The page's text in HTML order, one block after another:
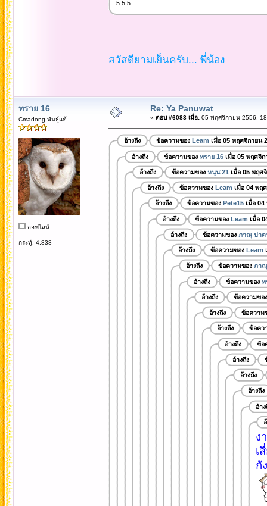
5 5 5 ...
สวัสดียามเย็นครับ... พี่น้อง
ทราย 16
Cmadong พันธุ์แท้
ออฟไลน์
กระทู้: 4,838
Re: Ya Panuwat
« ตอบ #6083 เมื่อ:05 พฤศจิกายน 2556,
อ้างถึง ข้อความของ Leam เมื่อ 05 พฤศจิกายน
อ้างถึง ข้อความของ ทราย 16เมื่อ 05 พฤศจิก
อ้างถึง ข้อความของ หนุน'21 เมื่อ 05 พฤศ
อ้างถึง ข้อความของ Leam เมื่อ 04 พฤ
อ้างถึง ข้อความของ Pete15เมื่อ 04
อ้างถึง ข้อความของ Leam เมื่อ
อ้างถึง ข้อความของ ภาณุ ปาต
อ้างถึง ข้อความของ Leam
อ้างถึง ข้อความของ ภา
อ้างถึง ข้อความของ ท
อ้างถึง ข้อความขอ
อ้างถึง ข้อความ
อ้างถึง ข้อคว
อ้างถึง ข้อ
อ้างถึง
อ้างถึง
อ้างถึง
อ้าง
ง
เ
กั